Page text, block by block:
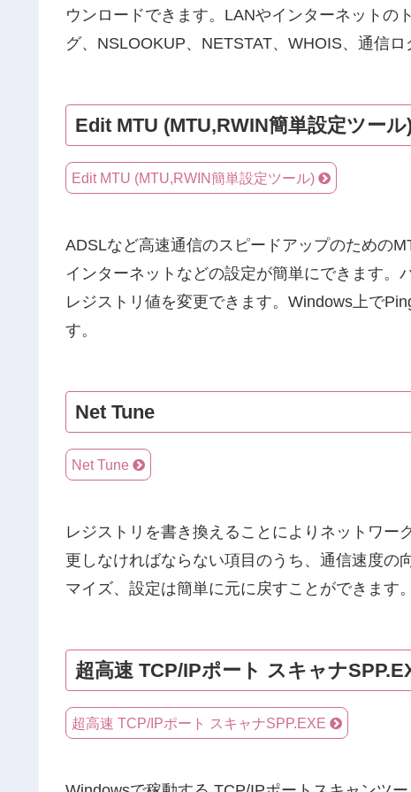
ウンロードできます。LANやインターネットの
グ、NSLOOKUP、NETSTAT、WHOIS、通信
Edit MTU (MTU,RWIN簡単設定ツール
Edit MTU (MTU,RWIN簡単設定ツール)
ADSLなど高速通信のスピードアップのための
インターネットなどの設定が簡単にできます。
レジストリ値を変更できます。Windows上で
す。
Net Tune
Net Tune
レジストリを書き換えることによりネットワ
更しなければならない項目のうち、通信速度の
マイズ、設定は簡単に元に戻すことができます。
超高速 TCP/IPポート スキャナ
超高速 TCP/IPポート スキャナSPP.EXE